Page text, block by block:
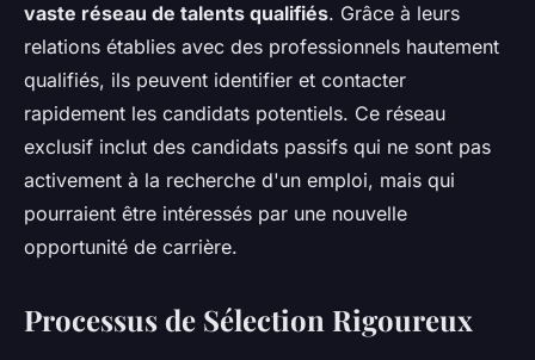
vaste réseau de talents qualifiés. Grâce à leurs
relations établies avec des professionnels hautement
qualifiés, ils peuvent identifier et contacter
rapidement les candidats potentiels. Ce réseau
exclusif inclut des candidats passifs qui ne sont pas
activement à la recherche d'un emploi, mais qui
pourraient être intéressés par une nouvelle
opportunité de carrière.
Processus de Sélection Rigoureux